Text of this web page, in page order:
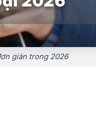
giản trong 2026